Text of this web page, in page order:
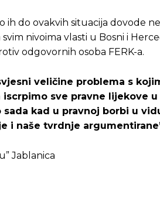
ih do ovakvih situacija dovode
nivoima vlasti u Bosni i
odgovornih osoba FERK-a.
veličine problema s
sve pravne lijekove
kad u pravnoj borbi u
i naše tvrdnje
Jablanica